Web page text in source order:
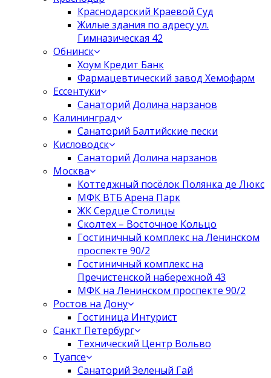
Краснодарский Краевой Суд
Жилые здания по адресу ул.
Гимназическая 42
Обнинск
Хоум Кредит Банк
Фармацевтический завод Хемофарм
Ессентуки
Санаторий Долина нарзанов
Калининград
Санаторий Балтийские пески
Кисловодск
Санаторий Долина нарзанов
Москва
Коттеджный посёлок Полянка де Люкс
МФК ВТБ Арена Парк
ЖК Сердце Столицы
Сколтех – Восточное Кольцо
Гостиничный комплекс на Ленинском
проспекте 90/2
Гостиничный комплекс на
Пречистенской набережной 43
МФК на Ленинском проспекте 90/2
Ростов на Дону
Гостиница Интурист
Санкт Петербург
Технический Центр Вольво
Туапсе
Санаторий Зеленый Гай